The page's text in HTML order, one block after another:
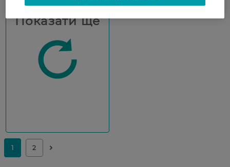
Показати ще